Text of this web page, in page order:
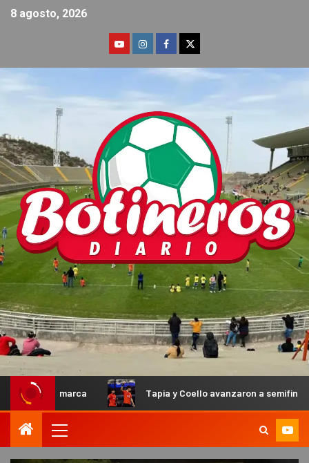
8 agosto, 2026
Tapia y Coello avanzaron a semifinales en el